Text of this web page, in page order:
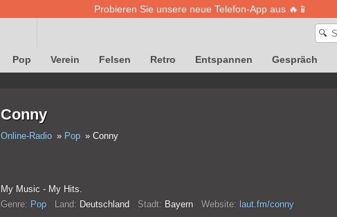
Probieren Sie unsere neue Telefon-App aus 🔥📱
🔍
Pop Verein Felsen Retro Entspannen Gespräch
Conny
Online-Radio Pop Conny
My Music - My Hits.
Genre: Pop Land: Deutschland Stadt: Bayern Website: laut.fm/conny